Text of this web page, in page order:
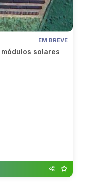
EM BREVE
solares